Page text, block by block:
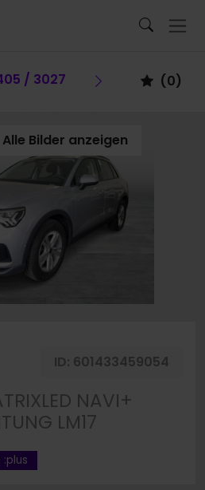
Fahrzeug
/ 3027 Vorheriges
(0)
Alle Bilder anzeigen
merken
ID: 601433459054
NAVI+
LM17